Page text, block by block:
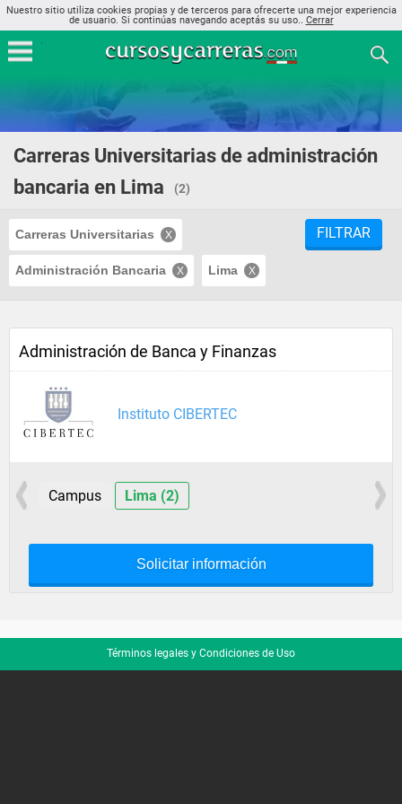
Nuestro sitio utiliza cookies propias y de terceros para ofrecerte una mejor experiencia
de usuario. Si continúas navegando aceptás su uso.. Cerrar
Carreras Universitarias de administración
bancaria en Lima
(2)
Carreras Universitarias
Administración Bancaria Lima
FILTRAR
Administración de Banca y Finanzas
Instituto CIBERTEC
Campus Lima (2)
Solicitar información
Términos legales y Condiciones de Uso